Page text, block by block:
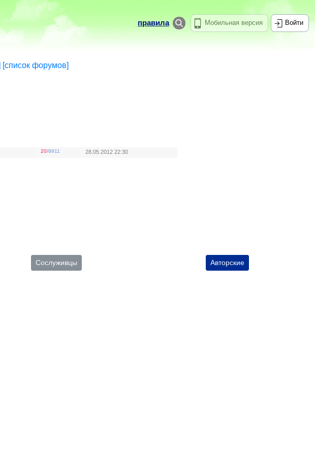
Мобильная версия
правила Войти
[список форумов]
20/8911 28.05.2012 22:30
Сослуживцы Авторские